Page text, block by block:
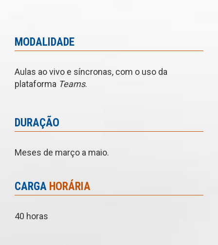
MODALIDADE
Aulas ao vivo e síncronas, com o uso da
plataforma Teams.
DURAÇÃO
Meses de março a maio.
CARGA HORÁRIA
40 horas